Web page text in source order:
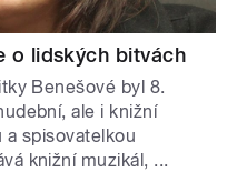
o lidských bitvách
Benešové byl 8.
ale i knižní
a spisovatelkou
knižní muzikál, ...